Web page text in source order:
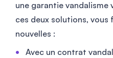
une garantie vandalisme
ces deux solutions, vous
nouvelles :
Avec un contrat